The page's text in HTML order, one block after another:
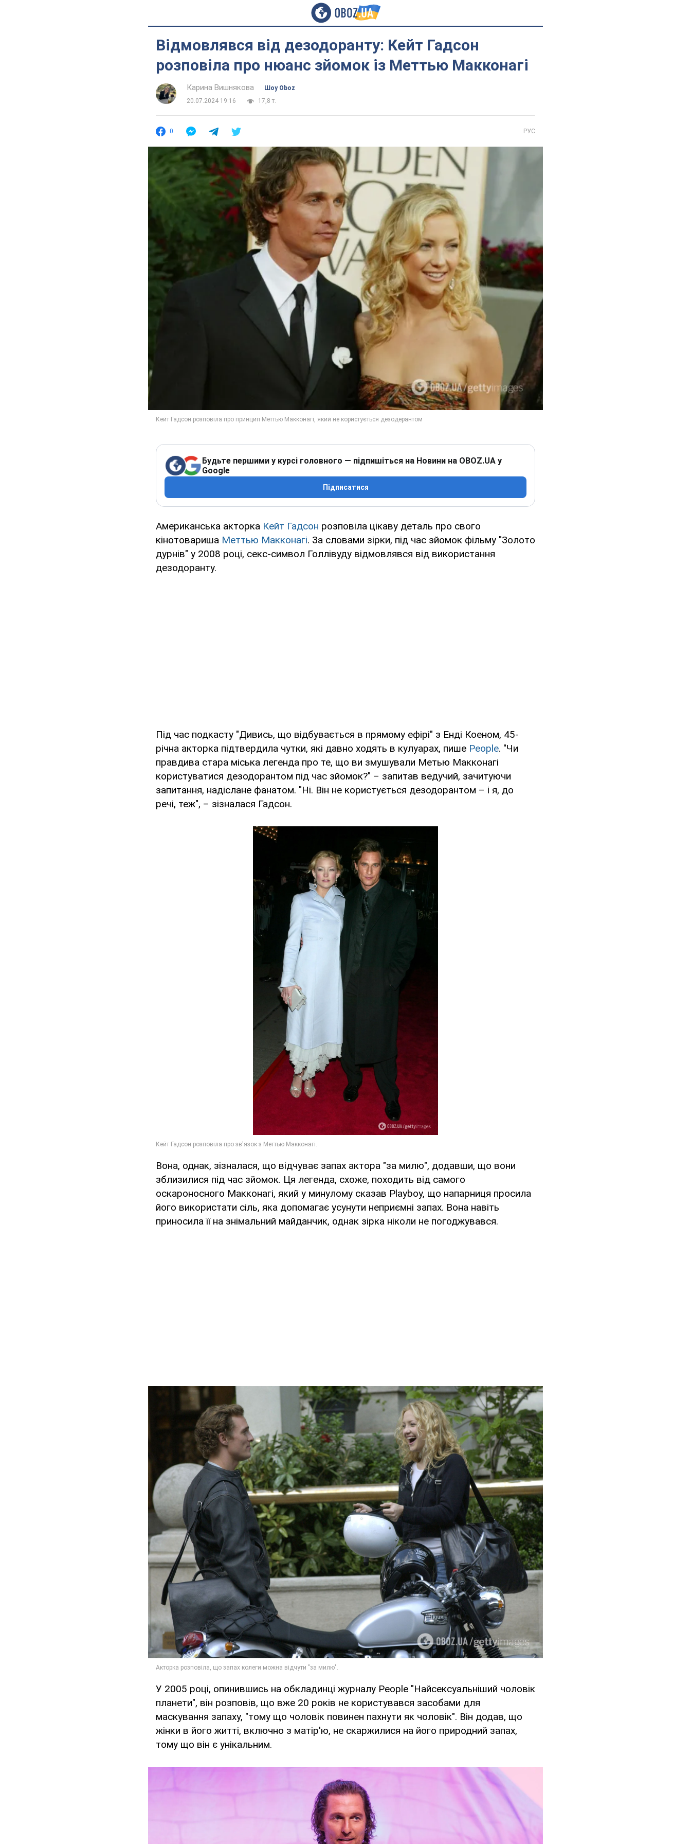
Відмовлявся від дезодоранту: Кейт Гадсон
розповіла про нюанс зйомок із Меттью Макконагі
Карина Вишнякова
Шоу Oboz
20.07.2024 19:16
17,8 т.
0 РУС
Будьте першими у курсі головного — підпишіться на Новини на OBOZ.UA у
Google
Підписатися
Американська акторка Кейт Гадсон розповіла цікаву деталь про свого
кінотовариша Меттью Макконагі. За словами зірки, під час зйомок фільму "Золото
дурнів" у 2008 році, секс-символ Голлівуду відмовлявся від використання
дезодоранту.
Під час подкасту "Дивись, що відбувається в прямому ефірі" з Енді Коеном, 45-
річна акторка підтвердила чутки, які давно ходять в кулуарах, пише People. "Чи
правдива стара міська легенда про те, що ви змушували Метью Макконагі
користуватися дезодорантом під час зйомок?" – запитав ведучий, зачитуючи
запитання, надіслане фанатом. "Ні. Він не користується дезодорантом – і я, до
речі, теж", – зізналася Гадсон.
Вона, однак, зізналася, що відчуває запах актора "за милю", додавши, що вони
зблизилися під час зйомок. Ця легенда, схоже, походить від самого
оскароносного Макконагі, який у минулому сказав Playboy, що напарниця просила
його використати сіль, яка допомагає усунути неприємні запах. Вона навіть
приносила її на знімальний майданчик, однак зірка ніколи не погоджувався.
У 2005 році, опинившись на обкладинці журналу People "Найсексуальніший чоловік
планети", він розповів, що вже 20 років не користувався засобами для
маскування запаху, "тому що чоловік повинен пахнути як чоловік". Він додав, що
жінки в його житті, включно з матір'ю, не скаржилися на його природний запах,
тому що він є унікальним.